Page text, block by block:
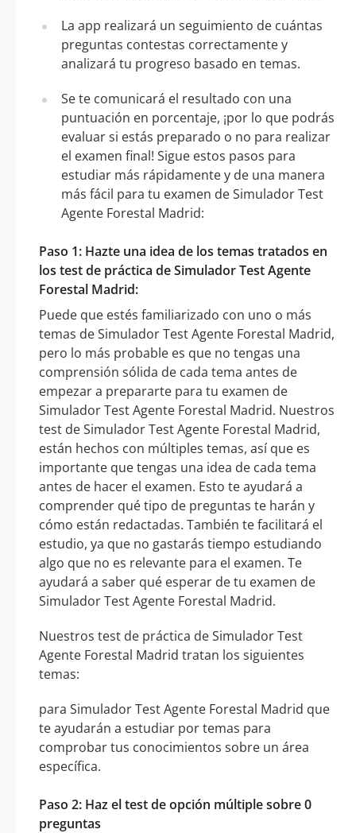
La app realizará un seguimiento de cuántas
preguntas contestas correctamente y
analizará tu progreso basado en temas.
Se te comunicará el resultado con una
puntuación en porcentaje, ¡por lo que podrás
evaluar si estás preparado o no para realizar
el examen final! Sigue estos pasos para
estudiar más rápidamente y de una manera
más fácil para tu examen de Simulador Test
Agente Forestal Madrid:
Paso 1: Hazte una idea de los temas tratados en
los test de práctica de Simulador Test Agente
Forestal Madrid:
Puede que estés familiarizado con uno o más
temas de Simulador Test Agente Forestal Madrid,
pero lo más probable es que no tengas una
comprensión sólida de cada tema antes de
empezar a prepararte para tu examen de
Simulador Test Agente Forestal Madrid. Nuestros
test de Simulador Test Agente Forestal Madrid,
están hechos con múltiples temas, así que es
importante que tengas una idea de cada tema
antes de hacer el examen. Esto te ayudará a
comprender qué tipo de preguntas te harán y
cómo están redactadas. También te facilitará el
estudio, ya que no gastarás tiempo estudiando
algo que no es relevante para el examen. Te
ayudará a saber qué esperar de tu examen de
Simulador Test Agente Forestal Madrid.
Nuestros test de práctica de Simulador Test
Agente Forestal Madrid tratan los siguientes
temas:
para Simulador Test Agente Forestal Madrid que
te ayudarán a estudiar por temas para
comprobar tus conocimientos sobre un área
específica.
Paso 2: Haz el test de opción múltiple sobre 0
preguntas